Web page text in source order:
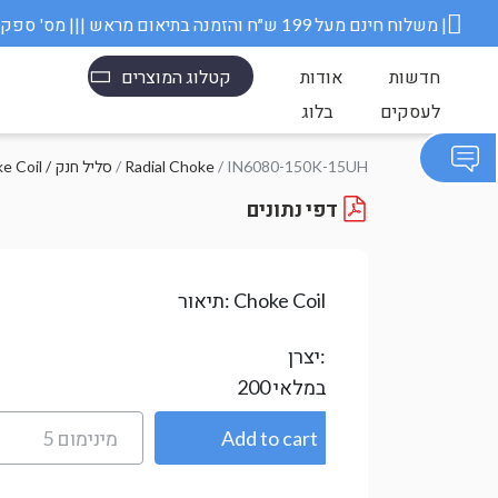
משלוח חינם מעל 199 ש״ח והזמנה בתיאום מראש ||| מס' ספק משרד הבטחון 11006845 |
קטלוג המוצרים אודות
חדשות
בלוג
לעסקים
Choke Coil / סליל חנק / Radial Choke/ IN6080-150K-15UH
תיאור: Choke Coil
יצרן:
200במלאי